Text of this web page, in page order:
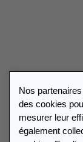
Nos
des cookies
mesurer leur
également